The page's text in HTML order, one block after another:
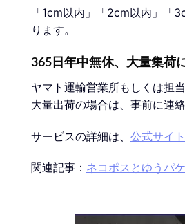
「1cm以内」「2cm以内」「
ります。
365日年中無休、大量集荷
ヤマト運輸営業所もしくは担
大量出荷の場合は、事前に連絡
サービスの詳細は、 公式サイト
関連記事： ネコポスとゆうパ